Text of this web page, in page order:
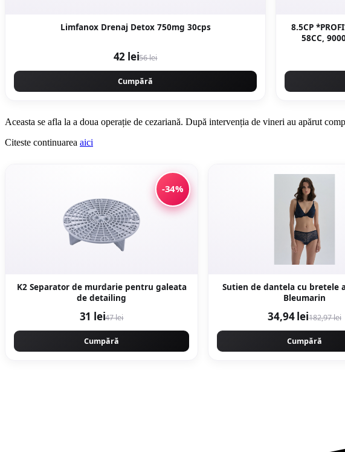
Limfanox Drenaj Detox 750mg 30cps
42 lei56 lei
Cumpără
8.5CP
58CC,
Aceasta se afla la a doua operație de cezariană. După intervenția de vineri au apărut
Citeste continuarea aici
-34%
K2 Separator de murdarie pentru galeata
de detailing
31 lei47 lei
Cumpără
Sutien de dantela cu bretele
Bleumarin
34,94 lei182,97 lei
Cumpără